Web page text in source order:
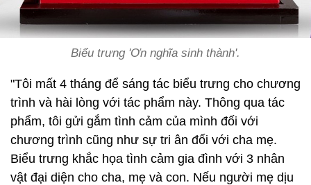
Biểu trưng 'Ơn nghĩa sinh thành'.
"Tôi mất 4 tháng để sáng tác biểu trưng cho chương
trình và hài lòng với tác phẩm này. Thông qua tác
phẩm, tôi gửi gắm tình cảm của mình đối với
chương trình cũng như sự tri ân đối với cha mẹ.
Biểu trưng khắc họa tình cảm gia đình với 3 nhân
vật đại diện cho cha, mẹ và con. Nếu người mẹ dịu